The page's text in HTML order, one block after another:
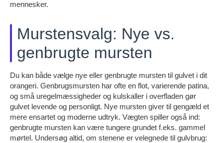
mennesker.
Murstensvalg: Nye vs.
genbrugte mursten
Du kan både vælge nye eller genbrugte mursten til gulvet i dit
orangeri. Genbrugsmursten har ofte en flot, varierende patina,
og små uregelmæssigheder og kulskaller i overfladen gør
gulvet levende og personligt. Nye mursten giver til gengæld et
mere ensartet og moderne udtryk. Vægten spiller også ind:
genbrugte mursten kan være tungere grundet f.eks. gammel
mørtel. Undersøg altid, om stenene er velegnede til gulvbrug: